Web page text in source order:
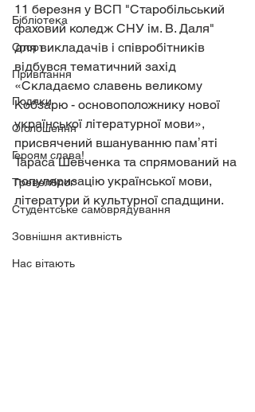
Бібліотека
Спорт
Привітання
Подяки
Оголошення
Героям слава!
Тревелблог
Студентське самоврядування
Зовнішня активність
Нас вітають
11 березня у ВСП "Старобільський
фаховий коледж СНУ ім. В. Даля"
для викладачів і співробітників
відбувся тематичний захід
«Складаємо славень великому
Кобзарю - основоположнику нової
української літературної мови»,
присвячений вшануванню памʼяті
Тараса Шевченка та спрямований на
популяризацію української мови,
літератури й культурної спадщини.